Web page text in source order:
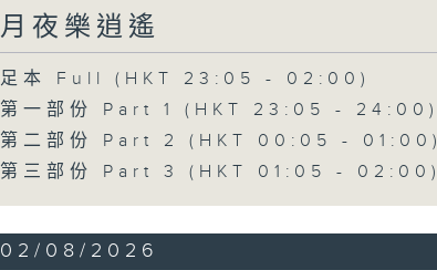
月夜樂逍遙
足本 Full (HKT 23:05 - 02:00)
第一部份 Part 1 (HKT 23:05 - 24:00)
第二部份 Part 2 (HKT 00:05 - 01:00)
第三部份 Part 3 (HKT 01:05 - 02:00)
02/08/2026